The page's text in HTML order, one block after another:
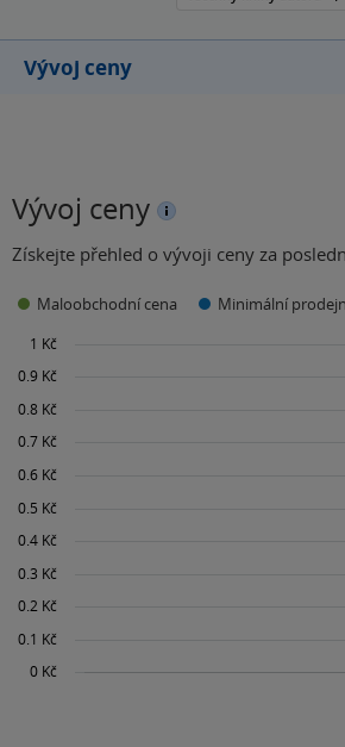
Vývoj ceny
Vývoj ceny
Získejte přehled o vývoji ceny za
Maloobchodní cena Minimální